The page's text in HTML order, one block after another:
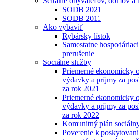
SODB 2021
SODB 2011
Ako vybaviť
Rybársky lístok
Samostatne
prerušenie
Sociálne služby
Priemerné ekonomicky
výdavky a príjmy za
za rok 2021
Priemerné ekonomicky
výdavky a príjmy za
za rok 2022
Komunitný plán
Poverenie k